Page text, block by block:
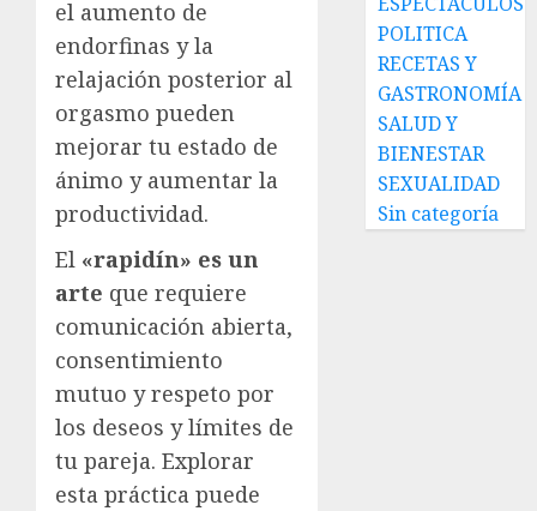
el aumento de
endorfinas y la
relajación posterior al
orgasmo pueden
mejorar tu estado de
ánimo y aumentar la
productividad.
El «rapidín» es un
arte que requiere
comunicación abierta,
consentimiento
mutuo y respeto por
los deseos y límites de
tu pareja. Explorar
esta práctica puede
POLITICA
RECETAS Y
GASTRONOMÍA
SALUD Y
BIENESTAR
SEXUALIDAD
Sin categoría